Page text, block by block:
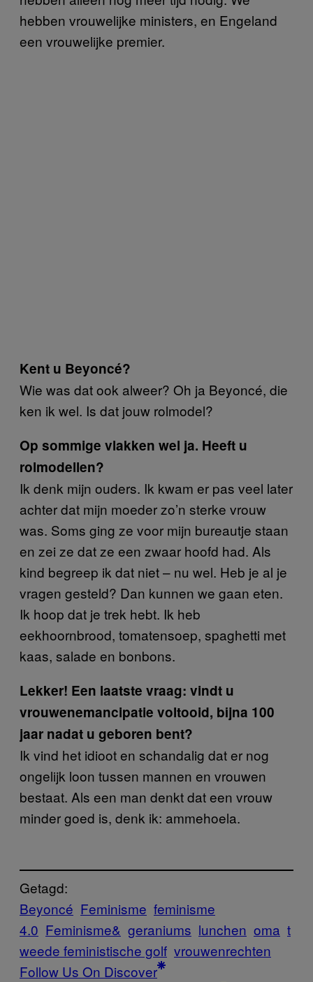
hebben vrouwelijke ministers, en Engeland
een vrouwelijke premier.
Kent u Beyoncé?
Wie was dat ook alweer? Oh ja Beyoncé, die
ken ik wel. Is dat jouw rolmodel?
Op sommige vlakken wel ja. Heeft u
rolmodellen?
Ik denk mijn ouders. Ik kwam er pas veel later
achter dat mijn moeder zo’n sterke vrouw
was. Soms ging ze voor mijn bureautje staan
en zei ze dat ze een zwaar hoofd had. Als
kind begreep ik dat niet – nu wel. Heb je al je
vragen gesteld? Dan kunnen we gaan eten.
Ik hoop dat je trek hebt. Ik heb
eekhoornbrood, tomatensoep, spaghetti met
kaas, salade en bonbons.
Lekker! Een laatste vraag: vindt u
vrouwenemancipatie voltooid, bijna 100
jaar nadat u geboren bent?
Ik vind het idioot en schandalig dat er nog
ongelijk loon tussen mannen en vrouwen
bestaat. Als een man denkt dat een vrouw
minder goed is, denk ik: ammehoela.
Getagd:
Beyoncé Feminisme feminisme
4.0 Feminisme& geraniums lunchen oma t
weede feministische golf vrouwenrechten
Follow Us On Discover